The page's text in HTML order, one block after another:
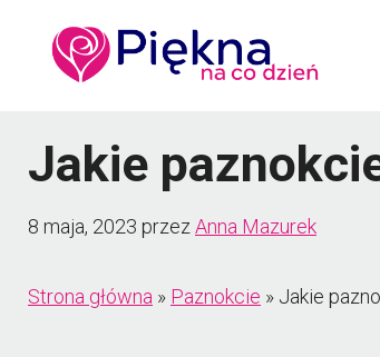
Jakie
8 maja, 2023 przez Anna Mazurek
Strona główna » Paznokcie » Jakie